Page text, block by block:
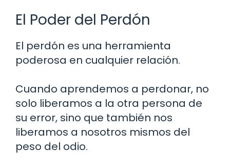
El Poder del Perdón
El perdón es una herramienta
poderosa en cualquier relación.
Cuando aprendemos a perdonar, no
solo liberamos a la otra persona de
su error, sino que también nos
liberamos a nosotros mismos del
peso del odio.